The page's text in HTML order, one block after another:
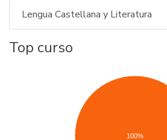
Lengua Castellana y Literatura
Top curso
100%